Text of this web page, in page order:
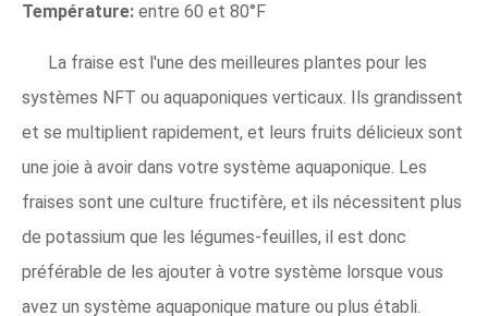
Température: entre 60 et 80°F
La fraise est l'une des meilleures plantes pour les
systèmes NFT ou aquaponiques verticaux. Ils grandissent
et se multiplient rapidement, et leurs fruits délicieux sont
une joie à avoir dans votre système aquaponique. Les
fraises sont une culture fructifère, et ils nécessitent plus
de potassium que les légumes-feuilles, il est donc
préférable de les ajouter à votre système lorsque vous
avez un système aquaponique mature ou plus établi.